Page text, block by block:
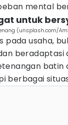
mental
untuk
(unsplash.com/
pada usaha,
beradaptasi
berbagai